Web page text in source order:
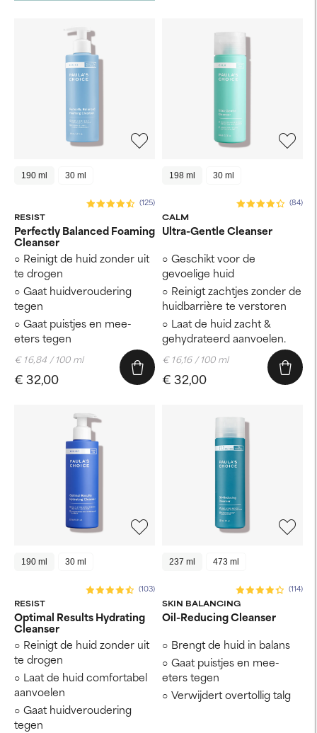
190 ml 30 ml
RESIST
(125)
Perfectly Balanced Foaming
Cleanser
Reinigt de huid zonder uit
te drogen
Gaat huidveroudering
tegen
Gaat puistjes en mee-
eters tegen
€ 32,00
€ 16,84 / 100 ml
198 ml 30 ml
CALM
(84)
Ultra-Gentle Cleanser
Geschikt voor de
gevoelige huid
Reinigt zachtjes zonder de
huidbarrière te verstoren
Laat de huid zacht &
gehydrateerd aanvoelen.
€ 32,00
€ 16,16 / 100 ml
190 ml 30 ml
RESIST
(103)
Optimal Results Hydrating
Cleanser
Reinigt de huid zonder uit
te drogen
Laat de huid comfortabel
aanvoelen
Gaat huidveroudering
tegen
237 ml 473 ml
SKIN BALANCING
(114)
Oil-Reducing Cleanser
Brengt de huid in balans
Gaat puistjes en mee-
eters tegen
Verwijdert overtollig talg